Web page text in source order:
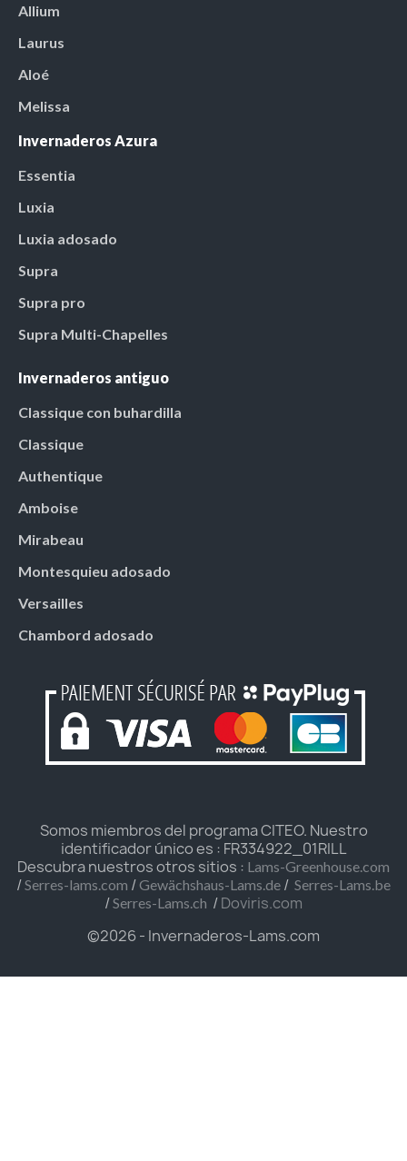
Allium
Laurus
Aloé
Melissa
Invernaderos Azura
Essentia
Luxia
Luxia adosado
Supra
Supra pro
Supra Multi-Chapelles
Invernaderos antiguo
Classique con buhardilla
Classique
Authentique
Amboise
Mirabeau
Montesquieu adosado
Versailles
Chambord adosado
Somos miembros del programa CITEO. Nuestro
identificador único es : FR334922_01RILL
Descubra nuestros otros sitios : Lams-Greenhouse.com
/ Serres-lams.com /Gewächshaus-Lams.de / Serres-Lams.be
/ Serres-Lams.ch /Doviris.com
©2026 - Invernaderos-Lams.com